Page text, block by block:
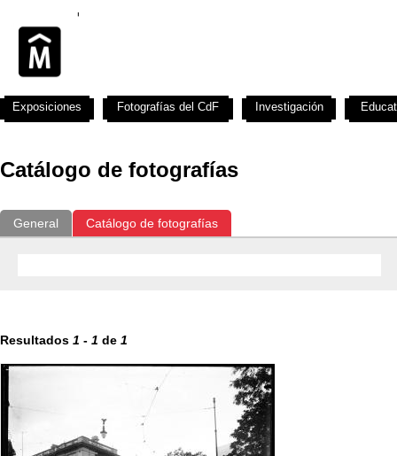
Catálogo de fotografías
General Catálogo de fotografías
Resultados 1 - 1 de 1
Exposiciones Fotografías del CdF Investigación